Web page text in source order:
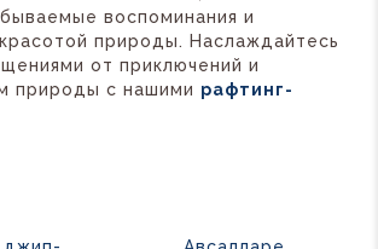
воспоминания и
природы. Наслаждайтесь
от приключений и
природы с нашими рафтинг-